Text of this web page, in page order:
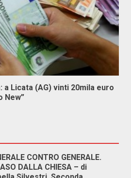
a Licata (AG) vinti 20mila euro
New”
CONTRO GENERALE.
DALLA CHIESA – di